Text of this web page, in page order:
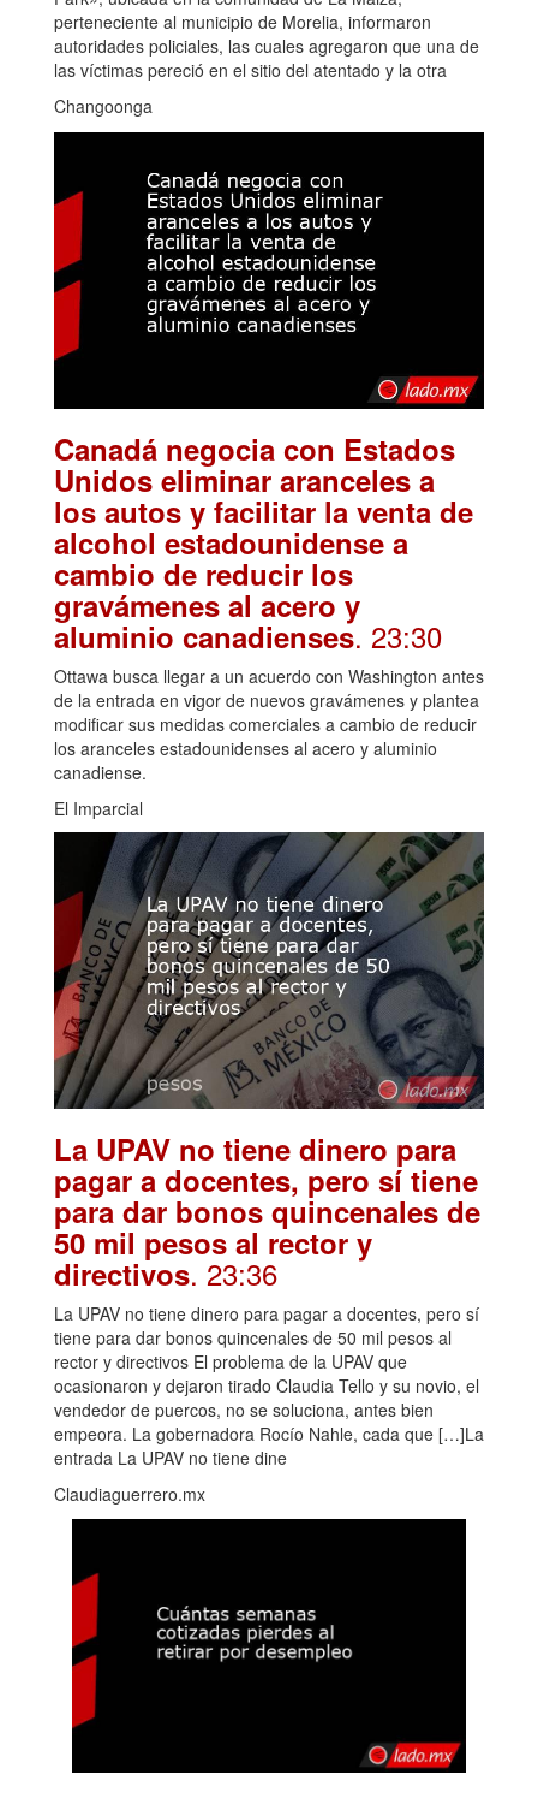
perteneciente al municipio de Morelia, informaron
autoridades policiales, las cuales agregaron que una de
las víctimas pereció en el sitio del atentado y la otra
Changoonga
Canadá negocia con Estados
Unidos eliminar aranceles a
los autos y facilitar la venta de
alcohol estadounidense a
cambio de reducir los
gravámenes al acero y
aluminio canadienses. 23:30
Ottawa busca llegar a un acuerdo con Washington antes
de la entrada en vigor de nuevos gravámenes y plantea
modificar sus medidas comerciales a cambio de reducir
los aranceles estadounidenses al acero y aluminio
canadiense.
El Imparcial
La UPAV no tiene dinero para
pagar a docentes, pero sí tiene
para dar bonos quincenales de
50 mil pesos al rector y
directivos. 23:36
La UPAV no tiene dinero para pagar a docentes, pero sí
tiene para dar bonos quincenales de 50 mil pesos al
rector y directivos El problema de la UPAV que
ocasionaron y dejaron tirado Claudia Tello y su novio, el
vendedor de puercos, no se soluciona, antes bien
empeora. La gobernadora Rocío Nahle, cada que […]La
entrada La UPAV no tiene dine
Claudiaguerrero.mx